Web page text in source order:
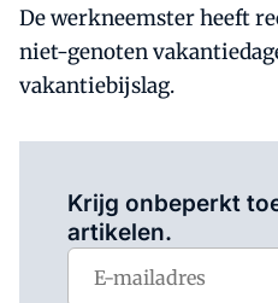
De werkneemster heeft
niet-genoten
vakantiebijslag.
Krijg onbeperkt
artikelen.